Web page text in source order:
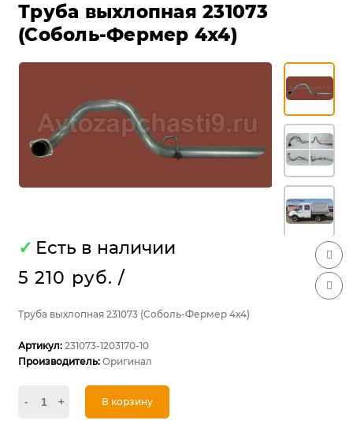
Труба выхлопная 231073
(Соболь-Фермер 4х4)
✓ Есть в наличии
5 210 руб. /
Труба выхлопная 231073 (Соболь-Фермер 4х4)
Артикул: 231073-1203170-10
Производитель: Оригинал
- + В корзину